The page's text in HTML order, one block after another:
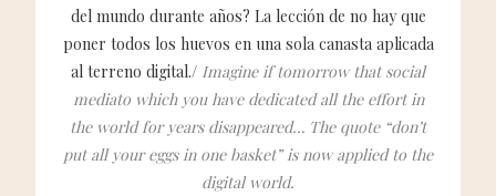
del mundo durante años? La lección de no hay que
poner todos los huevos en una sola canasta aplicada
al terreno digital./ Imagine if tomorrow that social
mediato which you have dedicated all the effort in
the world for years disappeared… The quote “don’t
put all your eggs in one basket” is now applied to the
digital world.